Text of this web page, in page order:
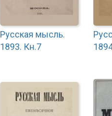
Русская мысль.
1893. Кн.7